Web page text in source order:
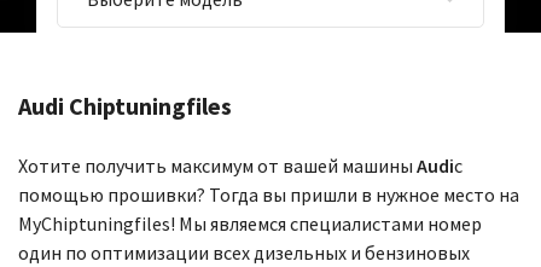
Выберите
модель
Audi Chiptuningfiles
Хотите получить максимум от вашей машины Audiс
помощью прошивки? Тогда вы пришли в нужное место на
MyChiptuningfiles! Мы являемся специалистами номер
один по оптимизации всех дизельных и бензиновых